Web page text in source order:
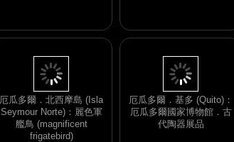
厄瓜多爾．北西摩島 (Isla
Seymour Norte)：麗色軍
艦鳥 (magnificent
厄瓜多爾．基多 (Quito)：
厄瓜多爾國家博物館．古